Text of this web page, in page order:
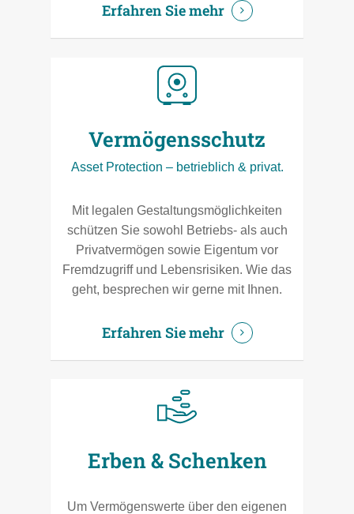
Erfahren Sie mehr
Vermögensschutz
Asset Protection – betrieblich & privat.
Mit legalen Gestaltungsmöglichkeiten
schützen Sie sowohl Betriebs- als auch
Privatvermögen sowie Eigentum vor
Fremdzugriff und Lebensrisiken. Wie das
geht, besprechen wir gerne mit Ihnen.
Erfahren Sie mehr
Erben & Schenken
Um Vermögenswerte über den eigenen